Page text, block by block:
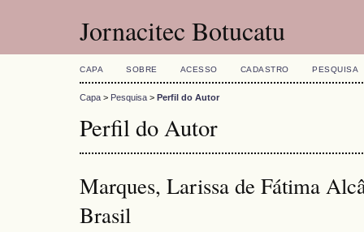
Jornacitec Botucatu
CAPA SOBRE ACESSO CADASTRO PESQUISA
Capa > Pesquisa > Perfil do Autor
Perfil do Autor
Marques, Larissa de Fátima
Brasil